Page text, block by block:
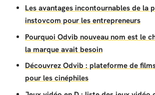
Les avantages incontournables de la
instovcom pour les entrepreneurs
Pourquoi Odvib nouveau nom est le
la marque avait besoin
Découvrez Odvib : plateforme de
pour les cinéphiles